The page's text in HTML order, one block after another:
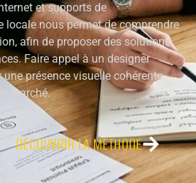
et supports de
locale nous permet de comprendre
afin de proposer des solutions
Faire appel à un designer
une présence visuelle cohérente,
marché.
DÉCOUVRIR LA MÉTHODE